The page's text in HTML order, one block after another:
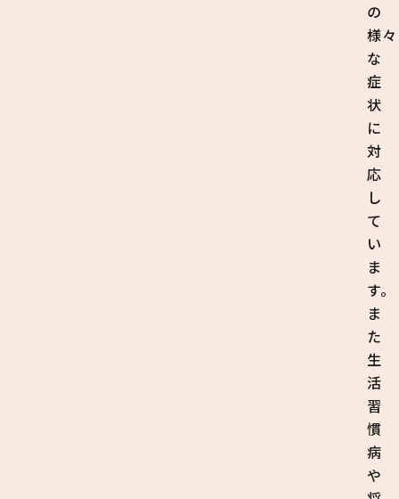
の
様々
な
症
状
に
対
応
し
て
い
ま
す。
ま
た
生
活
習
慣
病
や